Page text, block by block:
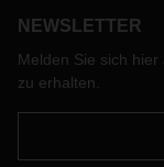
NEWSLETTER
Melden Sie sich
zu erhalten.